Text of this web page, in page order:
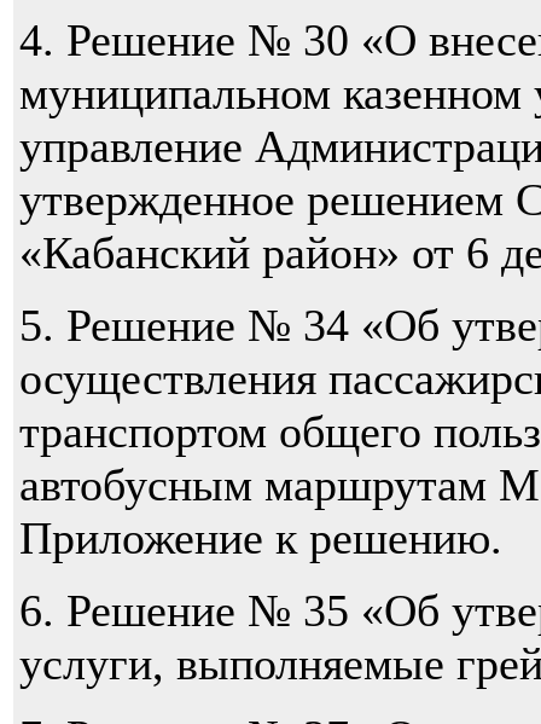
4. Решение № 30 «О
муниципальном
управление
утвержденное решением
«Кабанский район» от 6
5. Решение № 34 «Об
осуществления
транспортом общего
автобусным маршрутам
Приложение к решению.
6. Решение № 35 «Об
услуги, выполняемые